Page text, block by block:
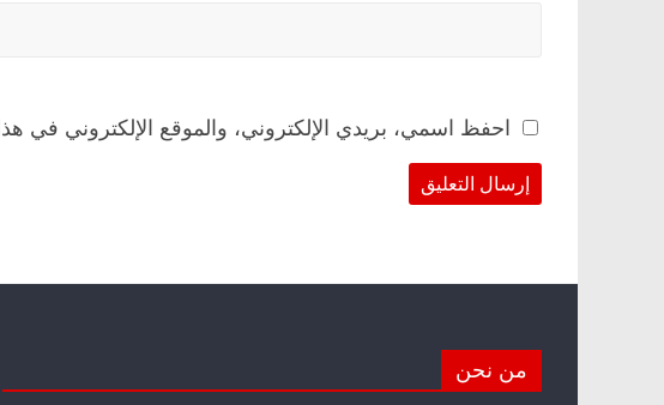
احفظ اسمي، بريدي الإلكتروني، والموقع الإلكتروني في
من نحن